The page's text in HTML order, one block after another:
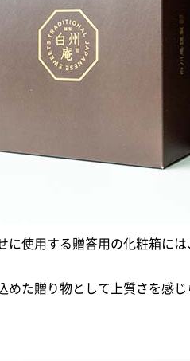
使用する贈答用の化粧箱には
めた贈り物として上質さを感